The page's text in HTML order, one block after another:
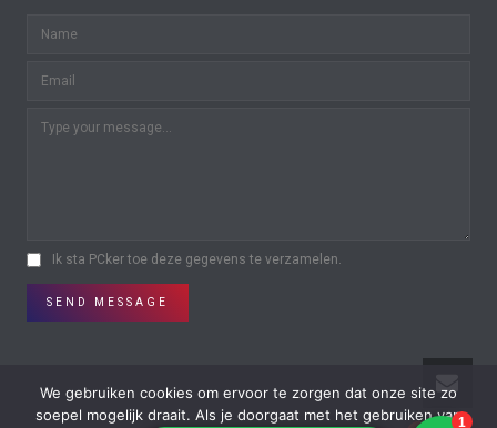
Ik sta PCker toe deze gegevens te verzamelen.
SEND MESSAGE
We gebruiken cookies om ervoor te zorgen dat onze site zo
soepel mogelijk draait. Als je doorgaat met het gebruiken van